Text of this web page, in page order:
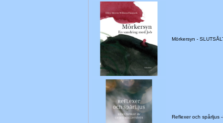
Mörkersyn -
Reflexer och spårljus